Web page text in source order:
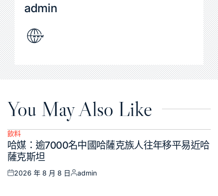
admin
You May Also Like
Posted
in
飲料
哈媒：逾7000名中國哈薩克族人往年移平易近哈
薩克斯坦
Posted
2026 年 8 月 8 日
Posted
admin